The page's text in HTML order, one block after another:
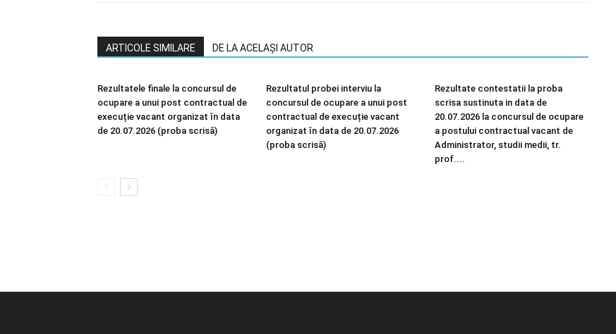
ARTICOLE SIMILARE DE LA ACELAȘI AUTOR
Rezultatele finale la concursul de
ocupare a unui post contractual de
execuție vacant organizat în data
de 20.07.2026 (proba scrisă)
Rezultatul probei interviu la
concursul de ocupare a unui post
contractual de execuție vacant
organizat în data de 20.07.2026
(proba scrisă)
Rezultate contestatii la proba
scrisa sustinuta in data de
20.07.2026 la concursul de ocupare
a postului contractual vacant de
Administrator, studii medii, tr.
prof....